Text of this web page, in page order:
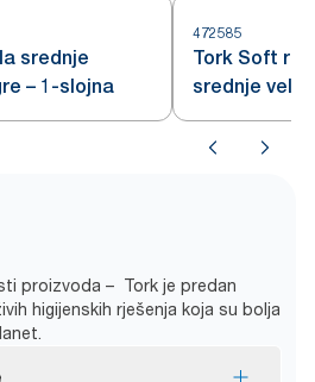
srednje
– 1-slojna
472585
Tork Soft
srednje
Premium –
proizvoda – Tork je predan
higijenskih rješenja koja su bolja